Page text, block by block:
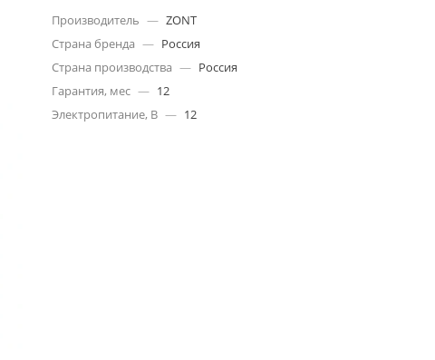
Производитель — ZONT
Страна бренда — Россия
Страна производства — Россия
Гарантия, мес — 12
Электропитание, В — 12